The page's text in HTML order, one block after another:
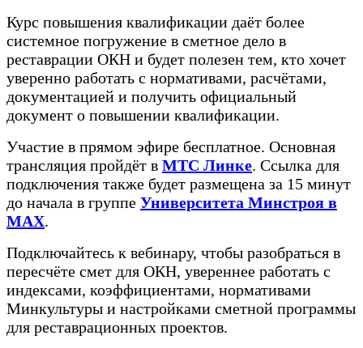
Курс повышения квалификации даёт более
системное погружение в сметное дело в
реставрации ОКН и будет полезен тем, кто хочет
уверенно работать с нормативами, расчётами,
документацией и получить официальный
документ о повышении квалификации.
Участие в прямом эфире бесплатное. Основная
трансляция пройдёт в МТС Линке. Ссылка для
подключения также будет размещена за 15 минут
до начала в группе Университета Минстроя в
MAX.
Подключайтесь к вебинару, чтобы разобраться в
пересчёте смет для ОКН, увереннее работать с
индексами, коэффициентами, нормативами
Минкультуры и настройками сметной программы
для реставрационных проектов.